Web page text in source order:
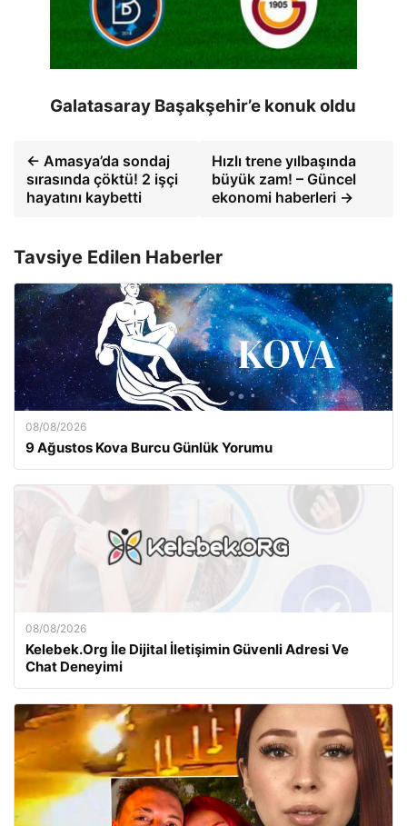
Galatasaray Başakşehir’e konuk oldu
← Amasya’da sondaj
sırasında çöktü! 2 işçi
hayatını kaybetti
Hızlı trene yılbaşında
büyük zam! – Güncel
ekonomi haberleri →
Tavsiye Edilen Haberler
08/08/2026
9 Ağustos Kova Burcu Günlük Yorumu
08/08/2026
Kelebek.Org İle Dijital İletişimin Güvenli Adresi Ve
Chat Deneyimi